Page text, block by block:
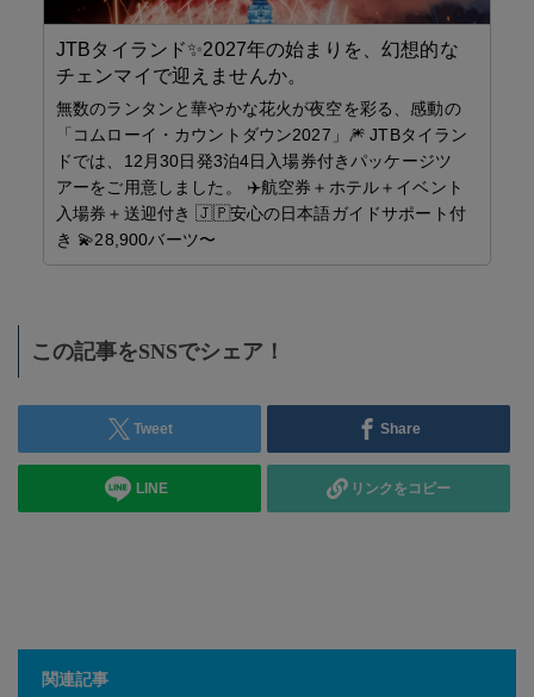
JTBタイランド✨2027年の始まりを、幻想的な
チェンマイで迎えませんか。
無数のランタンと華やかな花火が夜空を彩る、感動の
「コムローイ・カウントダウン2027」🎆 JTBタイラン
ドでは、12月30日発3泊4日入場券付きパッケージツ
アーをご用意しました。 ✈️航空券＋ホテル＋イベント
入場券＋送迎付き 🇯🇵安心の日本語ガイドサポート付
き 💫28,900バーツ〜
この記事をSNSでシェア！
Tweet Share
LINE リンクをコピー
関連記事